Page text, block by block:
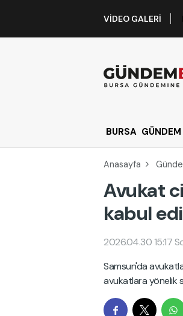
VIDEO GALERI
BURSA GÜNDEM
Anasayfa
Avukat
kabul
2026.04.30 15:17
Samsun'da
avukatlara yönelik